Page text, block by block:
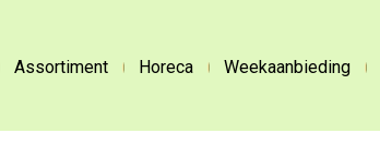
Assortiment Horeca Weekaanbieding